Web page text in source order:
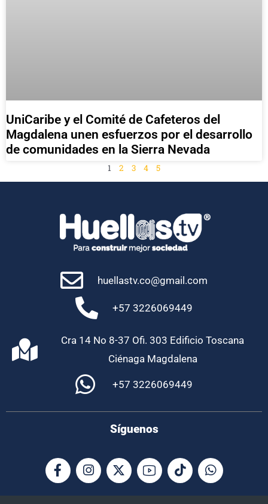
UniCaribe y el Comité de Cafeteros del
Magdalena unen esfuerzos por el desarrollo
de comunidades en la Sierra Nevada
1 2 3 4 5
huellastv.co@gmail.com
+57 3226069449
Cra 14 No 8-37 Ofi. 303 Edificio Toscana
Ciénaga Magdalena
+57 3226069449
Síguenos